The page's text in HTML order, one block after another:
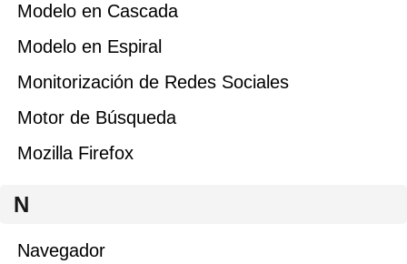
Modelo en Cascada
Modelo en Espiral
Monitorización de Redes Sociales
Motor de Búsqueda
Mozilla Firefox
N
Navegador